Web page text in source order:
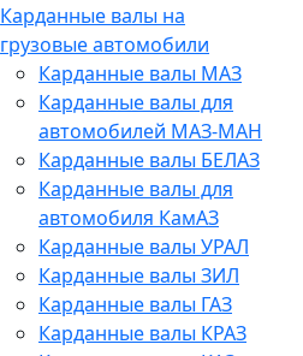
Карданные валы на
грузовые автомобили
Карданные валы МАЗ
Карданные валы для
автомобилей МАЗ-МАН
Карданные валы БЕЛАЗ
Карданные валы для
автомобиля КамАЗ
Карданные валы УРАЛ
Карданные валы ЗИЛ
Карданные валы ГАЗ
Карданные валы КРАЗ